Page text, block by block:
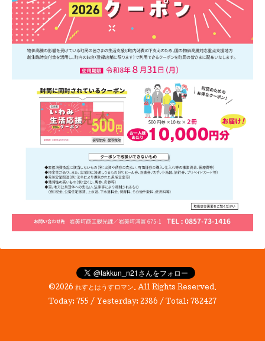
©2026 れすとはうすロマン. All Rights Reserved.
Today: 755 / Yesterday: 2386 / Total: 782427